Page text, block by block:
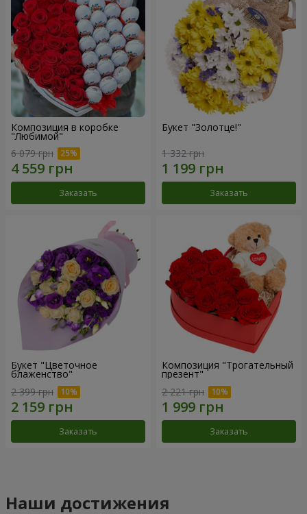
Композиция в коробке
"Любимой"
6 079 грн
Заказать
Букет "Золотце!"
1 332 грн
Заказать
Букет "Цветочное
блаженство"
2 399 грн
Заказать
Композиция "Трогательный
презент"
2 221 грн
Заказать
Наши достижения